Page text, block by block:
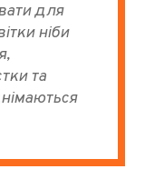
для
ніби
та